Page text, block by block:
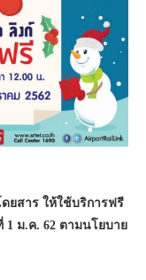
ยสาร ให้ใช้บริการฟรี
1 ม.ค. 62 ตามนโยบาย